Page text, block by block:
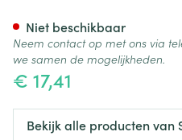
€ 17,41
Niet beschikbaar
Neem contact op met ons via
we samen de mogelijkheden.
Bekijk alle producten van